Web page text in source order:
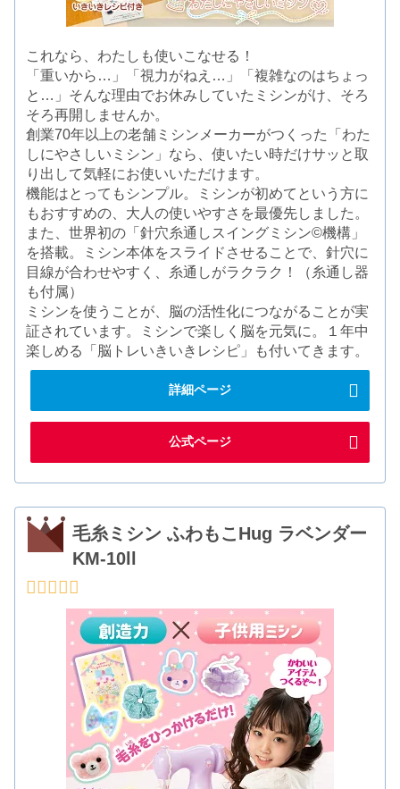
これなら、わたしも使いこなせる！
「重いから…」「視力がねえ…」「複雑なのはちょっ
と…」そんな理由でお休みしていたミシンがけ、そろ
そろ再開しませんか。
創業70年以上の老舗ミシンメーカーがつくった「わた
しにやさしいミシン」なら、使いたい時だけサッと取
り出して気軽にお使いいただけます。
機能はとってもシンプル。ミシンが初めてという方に
もおすすめの、大人の使いやすさを最優先しました。
また、世界初の「針穴糸通しスイングミシン©機構」
を搭載。ミシン本体をスライドさせることで、針穴に
目線が合わせやすく、糸通しがラクラク！（糸通し器
も付属）
ミシンを使うことが、脳の活性化につながることが実
証されています。ミシンで楽しく脳を元気に。１年中
楽しめる「脳トレいきいきレシピ」も付いてきます。
詳細ページ
公式ページ
毛糸ミシン ふわもこHug ラベンダー
KM-10ll